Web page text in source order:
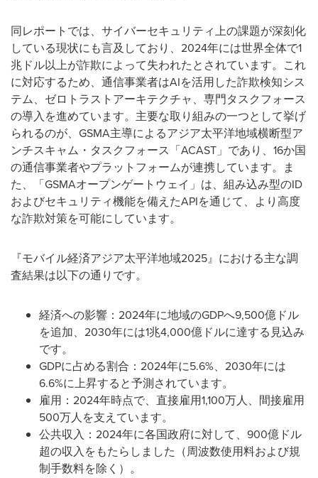
同レポートでは、サイバーセキュリティ上の課題が深刻化
している現状にも言及しており、2024年には世界全体で1
兆ドル以上が詐欺によって失われたとされています。これ
に対応するため、通信事業者はAIを活用した詐欺検知シス
テム、ゼロトラストアーキテクチャ、専門タスクフォース
の導入を進めています。主要な取り組みの一つとして挙げ
られるのが、GSMA主導によるアジア太平洋地域横断型ア
ンチスキャム・タスクフォース「ACAST」であり、16か国
の通信事業者やプラットフォームが連携しています。ま
た、「GSMAオープンゲートウェイ」は、組み込み型のID
およびセキュリティ機能を備えたAPIを通じて、より高度
な詐欺対策を可能にしています。
『モバイル経済アジア太平洋地域2025』における主な調
査結果は以下の通りです。
経済への影響：2024年に地域のGDPへ9,500億ドル
を追加、2030年には1兆4,000億ドルに達する見込み
です。
GDPに占める割合：2024年に5.6%、2030年には
6.6%に上昇すると予測されています。
雇用：2024年時点で、直接雇用1,100万人、間接雇用
500万人を支えています。
公共収入：2024年に各国政府に対して、900億ドル
超の収入をもたらしました（周波数使用料および規
制手数料を除く）。